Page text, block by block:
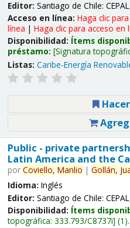
Editor: Santiago de Chile:
Acceso en línea: Haga clic
línea | Haga clic para acceso en
Disponibilidad: Ítems
préstamo: Signatura
Listas: Caribe-Energía
Public - private
Latin America and the
por Coviello, Manlio | Gollán,
Idioma: Inglés
Editor: Santiago de Chile:
Disponibilidad: Ítems
topográfica: 333.793/C8737i (1).